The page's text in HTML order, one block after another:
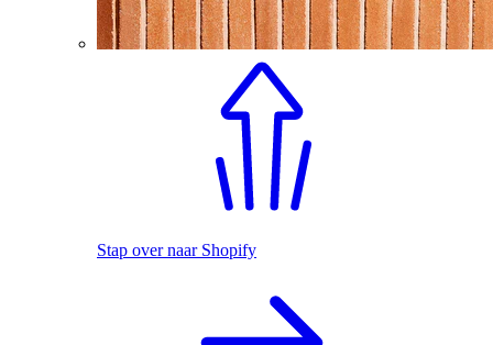
Stap over naar Shopify